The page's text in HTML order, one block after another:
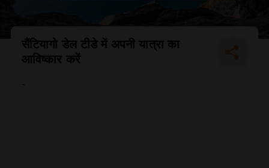
सैंटियागो डेल टीडे में अपनी यात्रा का
आविष्कार करें